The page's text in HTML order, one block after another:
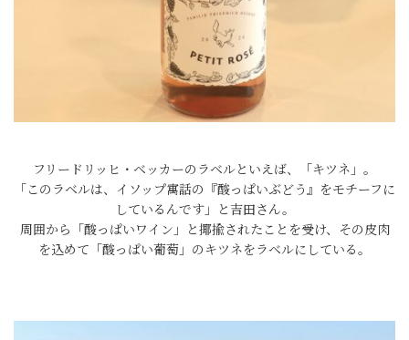
フリードリッヒ・ベッカーのラベルといえば、「キツネ」。
「このラベルは、イソップ寓話の『酸っぱいぶどう』をモチーフに
しているんです」と吉田さん。
周囲から「酸っぱいワイン」と揶揄されたことを受け、その皮肉
を込めて「酸っぱい葡萄」のキツネをラベルにしている。